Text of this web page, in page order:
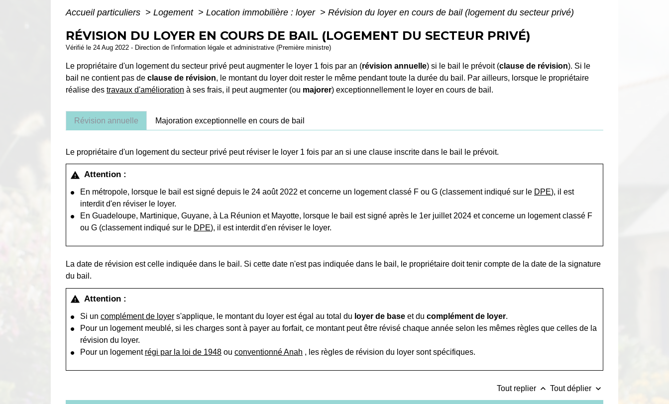
Accueil particuliers > Logement > Location immobilière : loyer > Révision du loyer en cours de bail (logement du secteur privé)
RÉVISION DU LOYER EN COURS DE BAIL (LOGEMENT DU SECTEUR PRIVÉ)
Vérifié le 24 Aug 2022 - Direction de l'information légale et administrative (Première ministre)
Le propriétaire d'un logement du secteur privé peut augmenter le loyer 1 fois par an (révision annuelle) si le bail le prévoit (clause de révision). Si le
bail ne contient pas de clause de révision, le montant du loyer doit rester le même pendant toute la durée du bail. Par ailleurs, lorsque le propriétaire
réalise des travaux d'amélioration à ses frais, il peut augmenter (ou majorer) exceptionnellement le loyer en cours de bail.
Révision annuelle Majoration exceptionnelle en cours de bail
Le propriétaire d'un logement du secteur privé peut réviser le loyer 1 fois par an si une clause inscrite dans le bail le prévoit.
warning Attention :
En métropole, lorsque le bail est signé depuis le 24 août 2022 et concerne un logement classé F ou G (classement indiqué sur le DPE), il est
interdit d'en réviser le loyer.
En Guadeloupe, Martinique, Guyane, à La Réunion et Mayotte, lorsque le bail est signé après le 1er juillet 2024 et concerne un logement classé F
ou G (classement indiqué sur le DPE), il est interdit d'en réviser le loyer.
La date de révision est celle indiquée dans le bail. Si cette date n'est pas indiquée dans le bail, le propriétaire doit tenir compte de la date de la signature
du bail.
warning Attention :
Si un complément de loyer s'applique, le montant du loyer est égal au total du loyer de base et du complément de loyer.
Pour un logement meublé, si les charges sont à payer au forfait, ce montant peut être révisé chaque année selon les mêmes règles que celles de la
révision du loyer.
Pour un logement régi par la loi de 1948 ou conventionné Anah , les règles de révision du loyer sont spécifiques.
Tout replier keyboard_arrow_up Tout déplier keyboard_arrow_down